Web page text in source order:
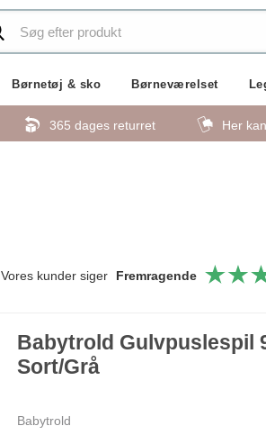
Børnetøj & sko Børneværelset
365 dages returret Her
Vores kunder siger Fremragende
Babytrold Gulvpuslespil
Sort/Grå
Babytrold